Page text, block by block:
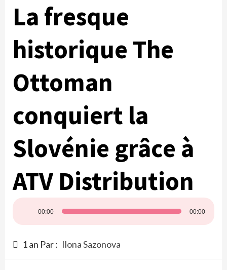
La fresque
historique The
Ottoman
conquiert la
Slovénie grâce à
ATV Distribution
Lecteur
audio
00:00 00:00
1 an Par : Ilona Sazonova